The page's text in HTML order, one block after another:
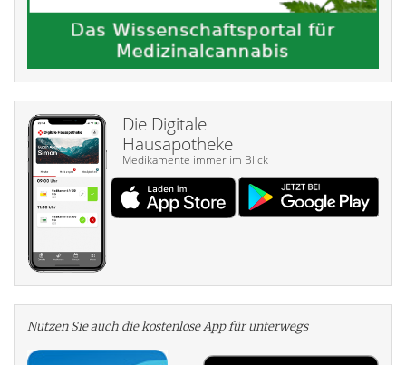
Die Digitale
Hausapotheke
Medikamente immer im Blick
Nutzen Sie auch die kosten­lose App für unterwegs